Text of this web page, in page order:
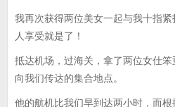
我再次获得两位美女一起与我十指
人享受就是了！
抵达机场，过海关，拿了两位女仕
向我们传达的集合地点。
他的航机比我们早到达两小时，而